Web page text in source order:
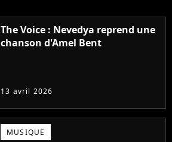
The Voice : Nevedya reprend une
chanson d'Amel Bent
13 avril 2026
MUSIQUE